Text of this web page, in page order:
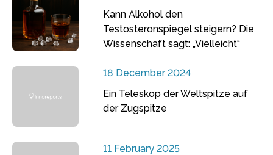
Kann Alkohol den
Testosteronspiegel steigern? Die
Wissenschaft sagt: „Vielleicht“
18 December 2024
Ein Teleskop der Weltspitze auf
der Zugspitze
11 February 2025